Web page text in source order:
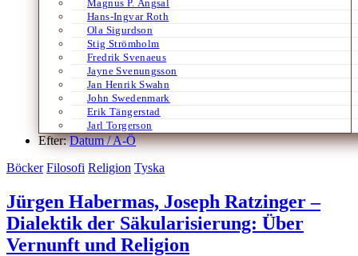
Magnus P. Ängsal
Hans-Ingvar Roth
Ola Sigurdson
Stig Strömholm
Fredrik Svenaeus
Jayne Svenungsson
Jan Henrik Swahn
John Swedenmark
Erik Tängerstad
Jarl Torgerson
Efter:Datum /A-Ö
Böcker Filosofi Religion Tyska
Jürgen Habermas, Joseph Ratzinger –
Dialektik der Säkularisierung: Über
Vernunft und Religion